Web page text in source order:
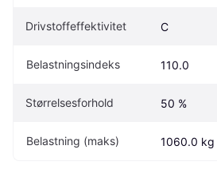
Drivstoffeffektivitet C
Belastningsindeks 110.0
Størrelsesforhold 50 %
Belastning (maks) 1060.0 kg